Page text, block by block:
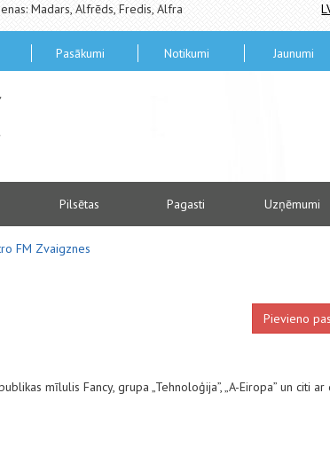
Madars, Alfrēds, Fredis, Alfra
Pasākumi Notikumi Jaunumi
Pilsētas Pagasti Uzņēmumi
FM Zvaigznes
Pievieno
mīlulis Fancy, grupa „Tehnoloģija”, „A-Eiropa” un citi ar